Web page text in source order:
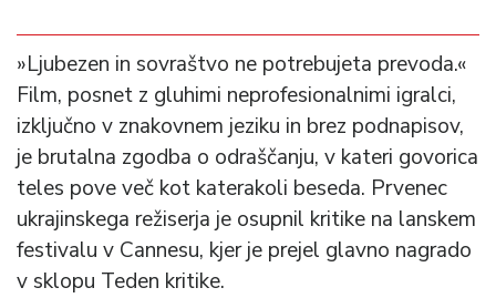
»Ljubezen in sovraštvo ne potrebujeta prevoda.«
Film, posnet z gluhimi neprofesionalnimi igralci,
izključno v znakovnem jeziku in brez podnapisov,
je brutalna zgodba o odraščanju, v kateri govorica
teles pove več kot katerakoli beseda. Prvenec
ukrajinskega režiserja je osupnil kritike na lanskem
festivalu v Cannesu, kjer je prejel glavno nagrado
v sklopu Teden kritike.